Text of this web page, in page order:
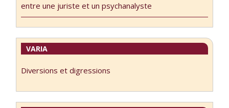
entre une juriste et un psychanalyste
VARIA
Diversions et digressions